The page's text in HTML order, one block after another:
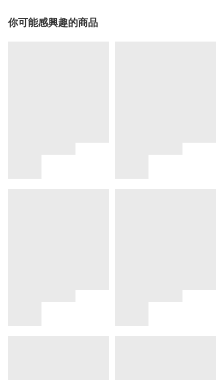
你可能感興趣的商品